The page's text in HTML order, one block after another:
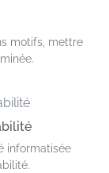
motifs, mettre
informatisée